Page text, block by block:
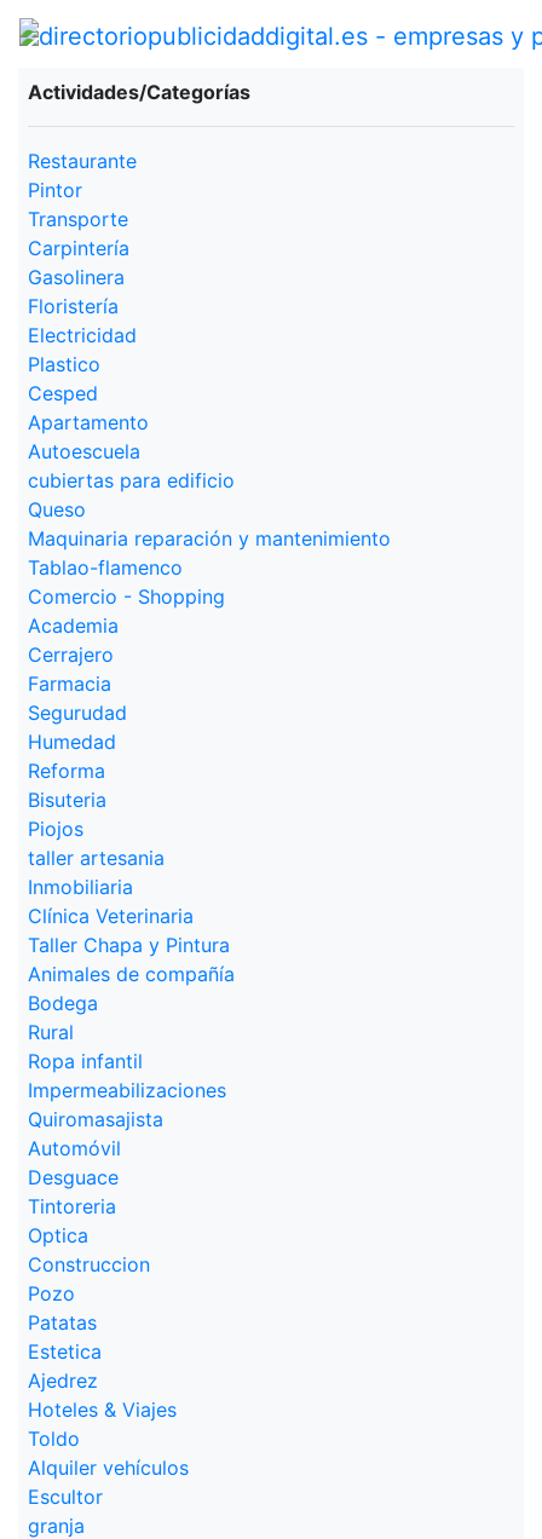
Actividades/Categorías
Restaurante
Pintor
Transporte
Carpintería
Gasolinera
Floristería
Electricidad
Plastico
Cesped
Apartamento
Autoescuela
cubiertas para edificio
Queso
Maquinaria reparación y mantenimiento
Tablao-flamenco
Comercio - Shopping
Academia
Cerrajero
Farmacia
Segurudad
Humedad
Reforma
Bisuteria
Piojos
taller artesania
Inmobiliaria
Clínica Veterinaria
Taller Chapa y Pintura
Animales de compañía
Bodega
Rural
Ropa infantil
Impermeabilizaciones
Quiromasajista
Automóvil
Desguace
Tintoreria
Optica
Construccion
Pozo
Patatas
Estetica
Ajedrez
Hoteles & Viajes
Toldo
Alquiler vehículos
Escultor
granja